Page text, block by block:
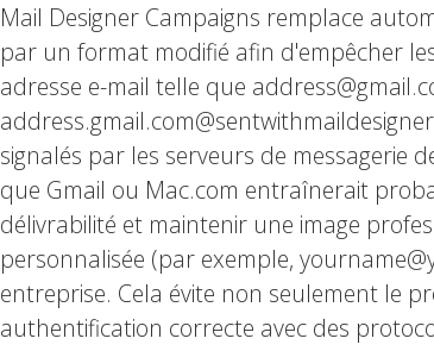
Mail Designer Campaigns remplace
par un format modifié afin d'empêcher
adresse e-mail telle que
signalés par les serveurs de messagerie
que Gmail ou Mac.com entraînerait
délivrabilité et maintenir une image
personnalisée (par exemple,
entreprise. Cela évite non seulement le
authentification correcte avec des